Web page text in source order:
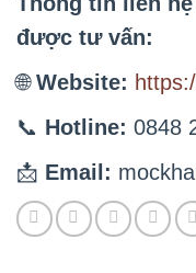
được tư vấn:
🌐Website:
📞 Hotline: 0848
📩 Email: